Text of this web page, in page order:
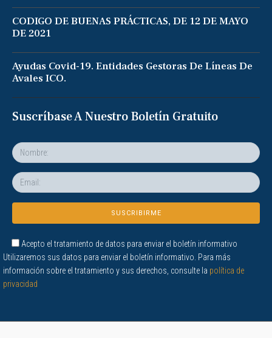
CODIGO DE BUENAS PRÁCTICAS, DE 12 DE MAYO
DE 2021
Ayudas Covid-19. Entidades Gestoras De Líneas De
Avales ICO.
Suscríbase A Nuestro Boletín Gratuito
Acepto el tratamiento de datos para enviar el boletín informativo
Utilizaremos sus datos para enviar el boletín informativo. Para más
información sobre el tratamiento y sus derechos, consulte la política de
privacidad